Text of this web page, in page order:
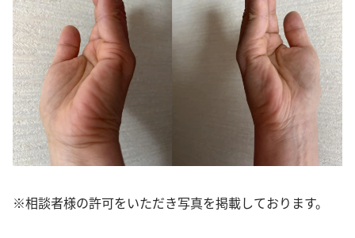
※相談者様の許可をいただき写真を掲載しております。